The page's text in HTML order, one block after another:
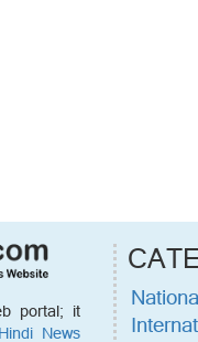
portal; it
News